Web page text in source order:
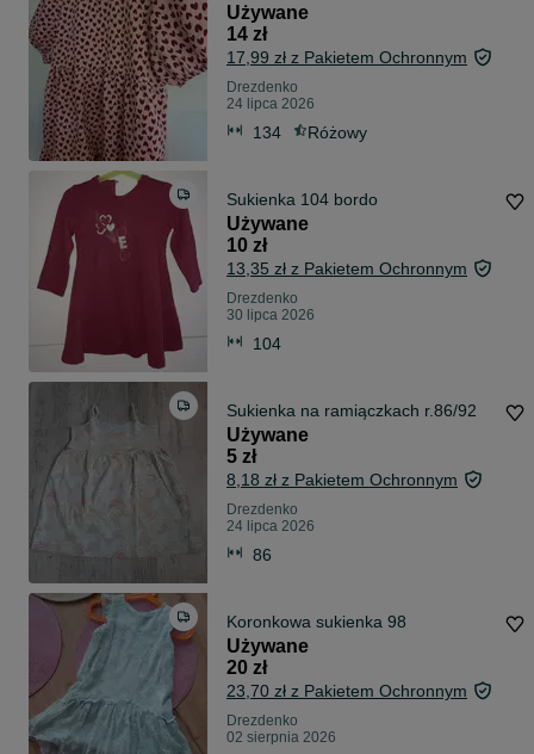
Używane
14 zł
17,99 zł z Pakietem Ochronnym
Drezdenko
24 lipca 2026
134 Różowy
Sukienka 104 bordo
Używane
10 zł
13,35 zł z Pakietem Ochronnym
Drezdenko
30 lipca 2026
104
Sukienka na ramiączkach r.86/92
Używane
5 zł
8,18 zł z Pakietem Ochronnym
Drezdenko
24 lipca 2026
86
Koronkowa sukienka 98
Używane
20 zł
23,70 zł z Pakietem Ochronnym
Drezdenko
02 sierpnia 2026